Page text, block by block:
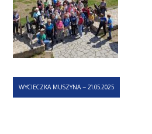
Nawigacja
WYCIECZKA MUSZYNA – 21.05.2025